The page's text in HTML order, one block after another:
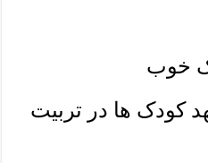
خوب
کودک ها در تربیت